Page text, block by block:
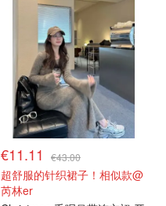
€11.11 €43.00
超舒服的针织裙子！相似款@
芮林er